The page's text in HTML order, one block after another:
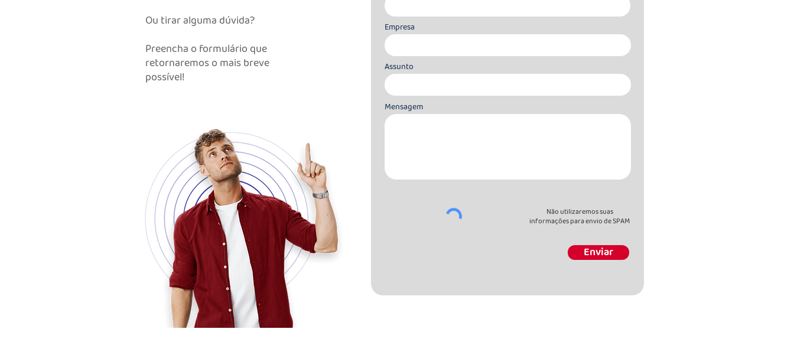
Ou tirar alguma dúvida?
Preencha o formulário que
retornaremos o mais breve
possível!
Empresa
Assunto
Mensagem
Não utilizaremos suas
informações para envio de SPAM
Enviar